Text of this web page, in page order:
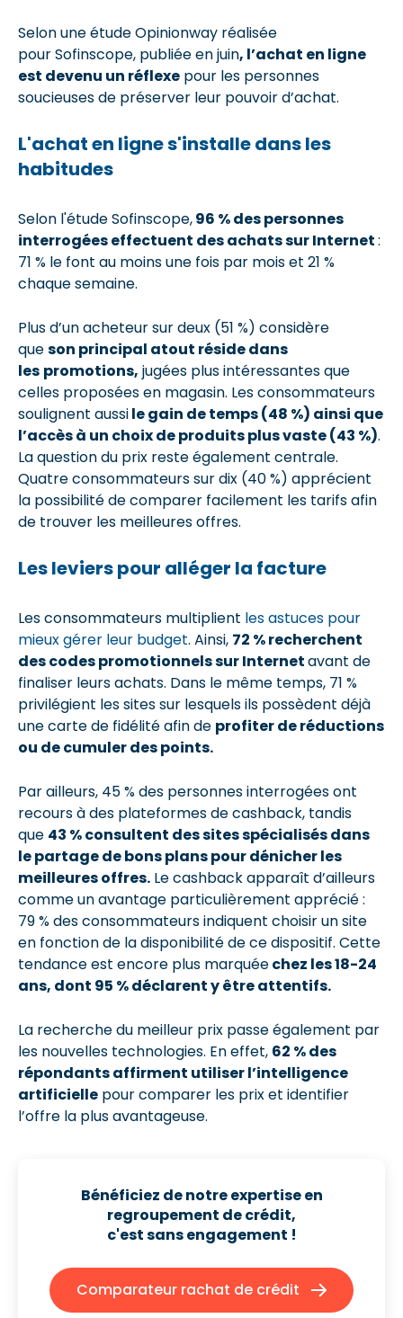
Selon une étude Opinionway réalisée
pour Sofinscope, publiée en juin, l’achat en ligne
est devenu un réflexe pour les personnes
soucieuses de préserver leur pouvoir d’achat.
L'achat en ligne s'installe dans les
habitudes
Selon l'étude Sofinscope,96 % des personnes
interrogées effectuent des achats sur Internet:
71 % le font au moins une fois par mois et 21 %
chaque semaine.
Plus d’un acheteur sur deux (51 %) considère
queson principal atout réside dans
les promotions, jugées plus intéressantes que
celles proposées en magasin. Les consommateurs
soulignent aussile gain de temps (48 %) ainsi que
l’accès à un choix de produits plus vaste (43 %).
La question du prix reste également centrale.
Quatre consommateurs sur dix (40 %) apprécient
la possibilité de comparer facilement les tarifs afin
de trouver les meilleures offres.
Les leviers pour alléger la facture
Les consommateurs multiplient les astuces pour
mieux gérer leur budget. Ainsi, 72 % recherchent
des codes promotionnels sur Internetavant de
finaliser leurs achats. Dans le même temps, 71 %
privilégient les sites sur lesquels ils possèdent déjà
une carte de fidélité afin de profiter de réductions
ou de cumuler des points.
Par ailleurs, 45 % des personnes interrogées ont
recours à des plateformes de cashback, tandis
que 43 % consultent des sites spécialisés dans
le partage de bons plans pour dénicher les
meilleures offres. Le cashback apparaît d’ailleurs
comme un avantage particulièrement apprécié :
79 % des consommateurs indiquent choisir un site
en fonction de la disponibilité de ce dispositif. Cette
tendance est encore plus marquéechez les 18-24
ans, dont 95 % déclarent y être attentifs.
La recherche du meilleur prix passe également par
les nouvelles technologies. En effet, 62 % des
répondants affirment utiliser l’intelligence
artificielle pour comparer les prix et identifier
l’offre la plus avantageuse.
Bénéficiez de notre expertise en
regroupement de crédit,
c'est sans engagement !
Comparateur rachat de crédit